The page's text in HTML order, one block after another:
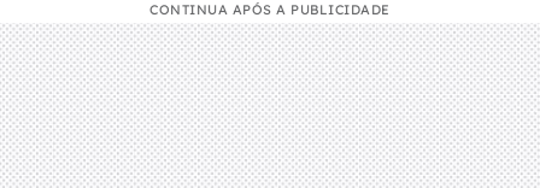
CONTINUA APÓS A PUBLICIDADE